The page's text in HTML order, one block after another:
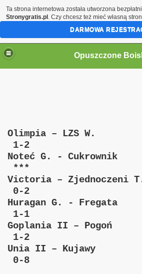
Opuszczone
Olimpia – LZS
1-2
Noteć G. -
***
Victoria –
0-2
Huragan G. -
1-1
Goplania II –
1-2
Unia II –
0-8
Ta strona internetowa została utworzona
Stronygratis.pl . Czy chcesz też mieć własną
DARMOWA